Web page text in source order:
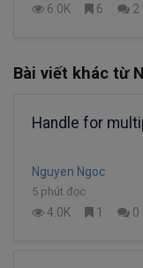
6.0K 6 2
Bài viết khác từ
Handle for
Nguyen Ngoc
5 phút đọc
4.0K 1 0